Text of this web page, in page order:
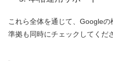
これら全体を通じて、Google
準拠も同時にチェックしてくだ